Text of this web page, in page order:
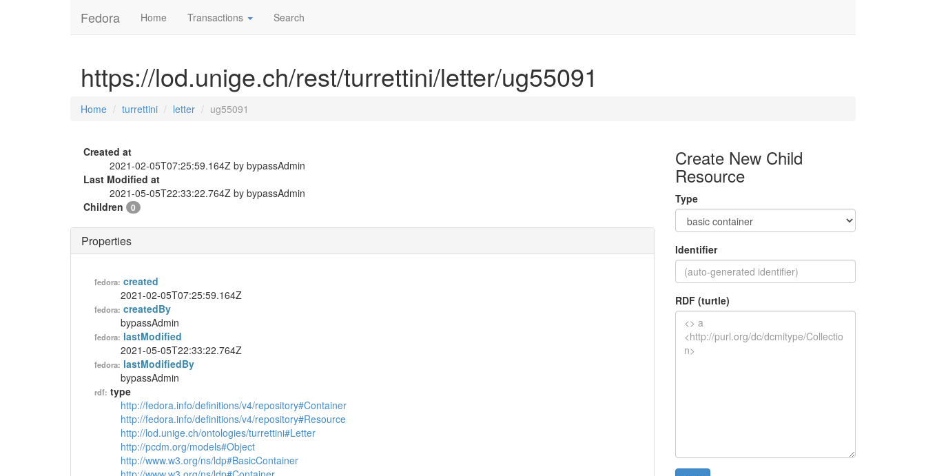
Fedora Home Transactions Search
https://lod.unige.ch/rest/turrettini/letter/ug55091
Home turrettini letter ug55091
Create New Child
Resource
Type
Identifier
RDF (turtle)
Created at
2021-02-05T07:25:59.164Z by bypassAdmin
Last Modified at
2021-05-05T22:33:22.764Z by bypassAdmin
Children
0
Properties
fedora: created
2021-02-05T07:25:59.164Z
fedora: createdBy
bypassAdmin
fedora: lastModified
2021-05-05T22:33:22.764Z
fedora: lastModifiedBy
bypassAdmin
rdf: type
http://fedora.info/definitions/v4/repository#Container
http://fedora.info/definitions/v4/repository#Resource
http://lod.unige.ch/ontologies/turrettini#Letter
http://pcdm.org/models#Object
http://www.w3.org/ns/ldp#BasicContainer